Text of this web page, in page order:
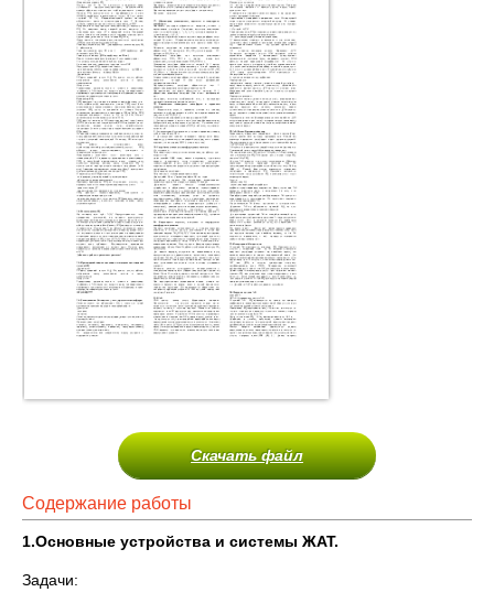
Скачать файл
Содержание работы
1.Основные устройства и системы ЖАТ.
Задачи: